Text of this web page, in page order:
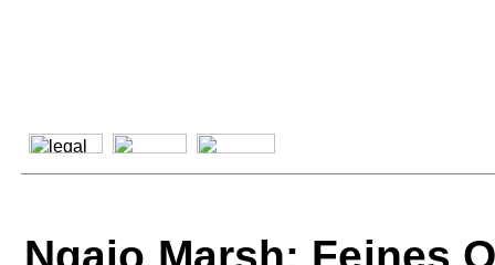
Ngaio Marsh: Feines